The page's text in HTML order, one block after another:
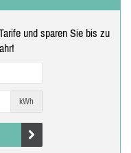
und sparen Sie bis zu
kWh